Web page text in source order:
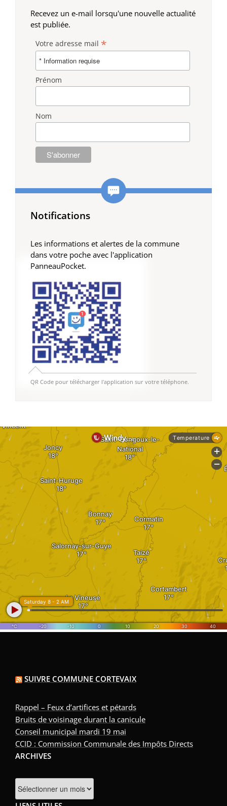
Recevez un e-mail lorsqu'une nouvelle actualité
est publiée.
Votre adresse mail *
Prénom
Nom
Notifications
Les informations et alertes de la commune
dans votre poche avec l'application
PanneauPocket.
QR Code pour télécharger l'application sur votre téléphone.
SUIVRE COMMUNE CORTEVAIX
Rappel – Feux d’artifices et pétards
Bruits de voisinage durant la canicule
Conseil municipal mardi 19 mai
CCID : Commission Communale des Impôts Directs
ARCHIVES
Archives